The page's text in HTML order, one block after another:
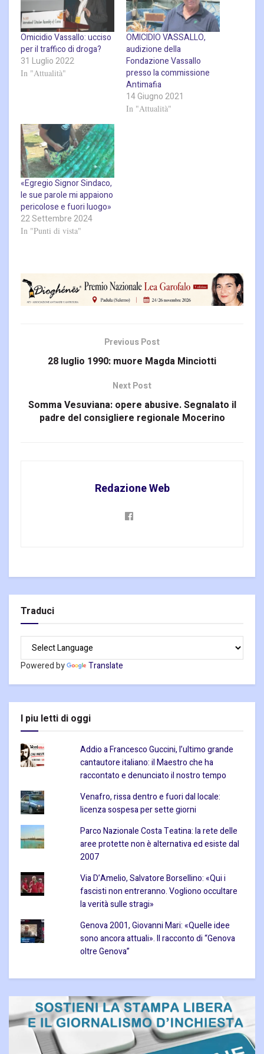
Omicidio Vassallo: ucciso
per il traffico di droga?
31 Luglio 2022
In "Attualità"
OMICIDIO VASSALLO,
audizione della
Fondazione Vassallo
presso la commissione
Antimafia
14 Giugno 2021
In "Attualità"
«Egregio Signor Sindaco,
le sue parole mi appaiono
pericolose e fuori luogo»
22 Settembre 2024
In "Punti di vista"
Previous Post
28 luglio 1990: muore Magda Minciotti
Next Post
Somma Vesuviana: opere abusive. Segnalato il
padre del consigliere regionale Mocerino
Redazione Web
Traduci
Powered by Translate
I piu letti di oggi
Addio a Francesco Guccini, l’ultimo grande
cantautore italiano: il Maestro che ha
raccontato e denunciato il nostro tempo
Venafro, rissa dentro e fuori dal locale:
licenza sospesa per sette giorni
Parco Nazionale Costa Teatina: la rete delle
aree protette non è alternativa ed esiste dal
2007
Via D’Amelio, Salvatore Borsellino: «Qui i
fascisti non entreranno. Vogliono occultare
la verità sulle stragi»
Genova 2001, Giovanni Mari: «Quelle idee
sono ancora attuali». Il racconto di “Genova
oltre Genova”